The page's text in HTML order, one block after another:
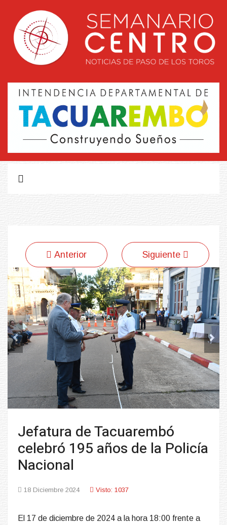
Anterior Siguiente
Previous Next
Jefatura de Tacuarembó
celebró 195 años de la Policía
Nacional
18 Diciembre 2024 Visto: 1037
El 17 de diciembre de 2024 a la hora 18:00 frente a